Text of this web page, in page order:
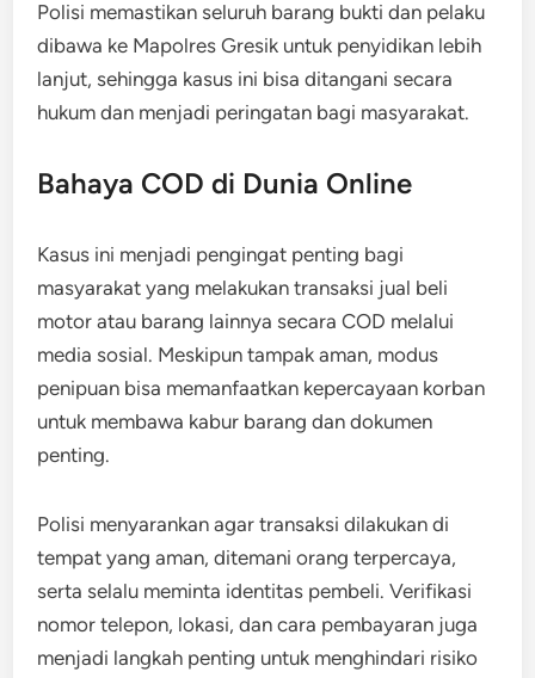
Polisi memastikan seluruh barang bukti dan pelaku
dibawa ke Mapolres Gresik untuk penyidikan lebih
lanjut, sehingga kasus ini bisa ditangani secara
hukum dan menjadi peringatan bagi masyarakat.
Bahaya COD di Dunia Online
Kasus ini menjadi pengingat penting bagi
masyarakat yang melakukan transaksi jual beli
motor atau barang lainnya secara COD melalui
media sosial. Meskipun tampak aman, modus
penipuan bisa memanfaatkan kepercayaan korban
untuk membawa kabur barang dan dokumen
penting.
Polisi menyarankan agar transaksi dilakukan di
tempat yang aman, ditemani orang terpercaya,
serta selalu meminta identitas pembeli. Verifikasi
nomor telepon, lokasi, dan cara pembayaran juga
menjadi langkah penting untuk menghindari risiko